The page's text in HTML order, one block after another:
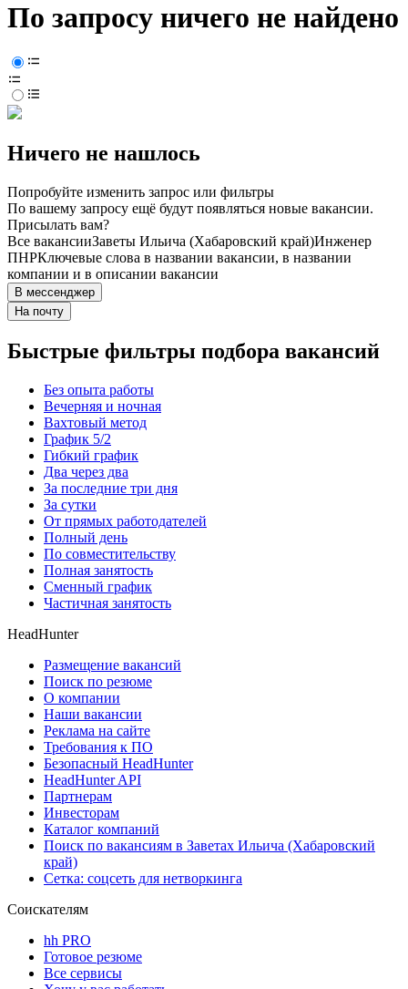
По запросу ничего не найдено
Ничего не нашлось
Попробуйте изменить запрос или фильтры
По вашему запросу ещё будут появляться новые вакансии.
Присылать вам?
Все вакансииЗаветы Ильича (Хабаровский край)Инженер
ПНРКлючевые слова в названии вакансии, в названии
компании и в описании вакансии
В мессенджер
На почту
Быстрые фильтры подбора вакансий
Без опыта работы
Вечерняя и ночная
Вахтовый метод
График 5/2
Гибкий график
Два через два
За последние три дня
За сутки
От прямых работодателей
Полный день
По совместительству
Полная занятость
Сменный график
Частичная занятость
HeadHunter
Размещение вакансий
Поиск по резюме
О компании
Наши вакансии
Реклама на сайте
Требования к ПО
Безопасный HeadHunter
HeadHunter API
Партнерам
Инвесторам
Каталог компаний
Поиск по вакансиям в Заветах Ильича (Хабаровский
край)
Сетка: соцсеть для нетворкинга
Соискателям
hh PRO
Готовое резюме
Все сервисы